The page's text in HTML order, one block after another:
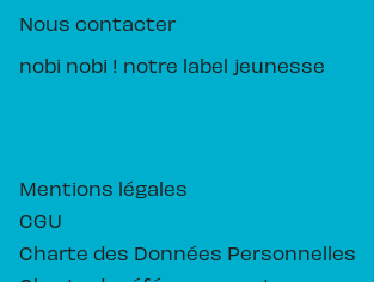
Nous contacter
nobi nobi ! notre label jeunesse
Mentions légales
CGU
Charte des Données Personnelles